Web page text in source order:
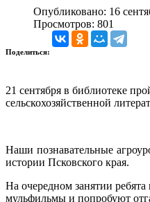
Опубликовано: 16
Просмотров: 801
Поделиться:
21 сентября в библиотеке
сельскохозяйственной
Наши познавательные
истории Псковского края.
На очередном занятии
мульфильмы и попробуют